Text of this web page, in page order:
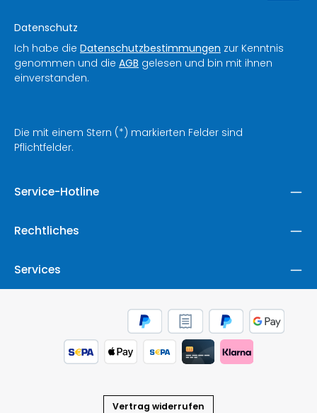
Datenschutz
Ich habe die Datenschutzbestimmungen zur Kenntnis
genommen und die AGB gelesen und bin mit ihnen
einverstanden.
Die mit einem Stern (*) markierten Felder sind
Pflichtfelder.
Service-Hotline
Rechtliches
Services
Vertrag widerrufen